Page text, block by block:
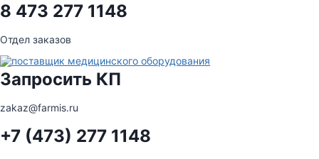
8 473 277 1148
Отдел заказов
Запросить КП
zakaz@farmis.ru
+7 (473) 277 1148